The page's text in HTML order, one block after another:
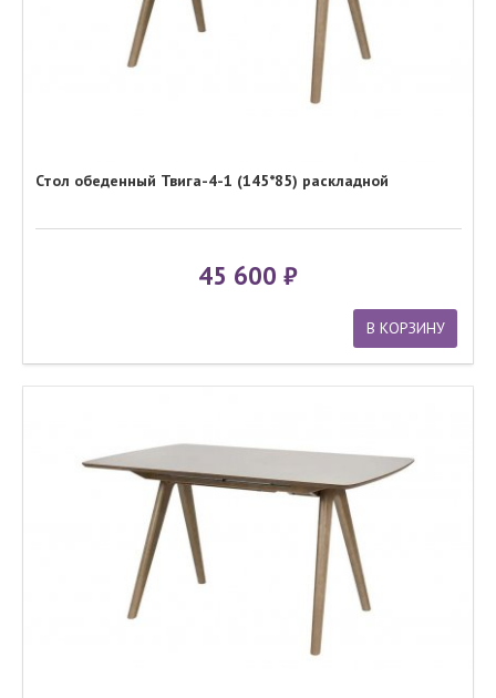
Стол обеденный Твига-4-1 (145*85) раскладной
45 600
В КОРЗИНУ